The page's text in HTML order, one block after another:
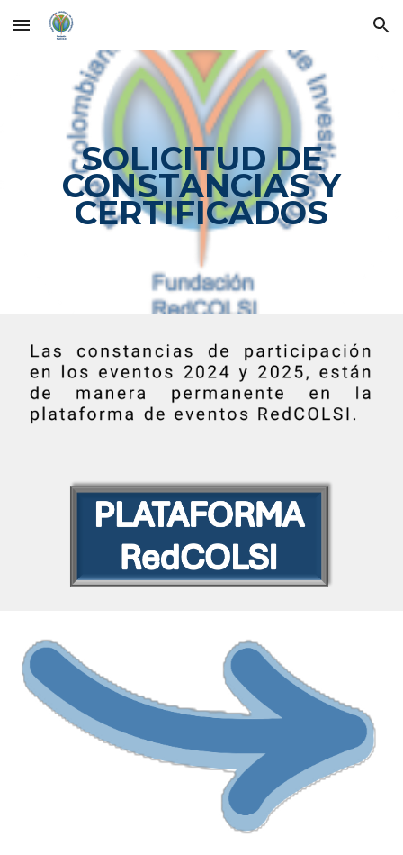
Skip to main content Skip to navigation
SOLICITUD DE
CONSTANCIAS Y
CERTIFICADOS